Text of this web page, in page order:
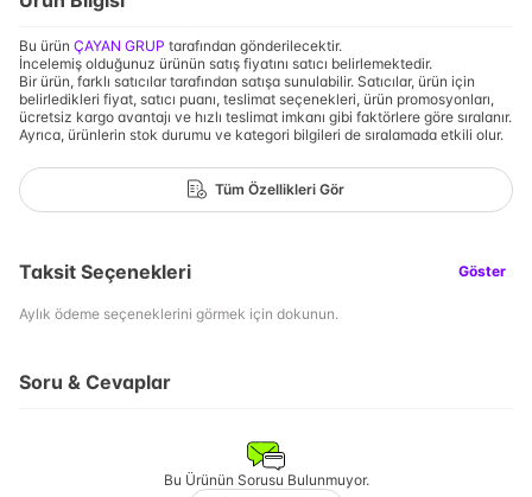
Bu ürün ÇAYAN GRUP tarafından gönderilecektir.
İncelemiş olduğunuz ürünün satış fiyatını satıcı belirlemektedir.
Bir ürün, farklı satıcılar tarafından satışa sunulabilir. Satıcılar, ürün için
belirledikleri fiyat, satıcı puanı, teslimat seçenekleri, ürün promosyonları,
ücretsiz kargo avantajı ve hızlı teslimat imkanı gibi faktörlere göre sıralanır.
Ayrıca, ürünlerin stok durumu ve kategori bilgileri de sıralamada etkili olur.
Tüm Özellikleri Gör
Taksit Seçenekleri Göster
Aylık ödeme seçeneklerini görmek için dokunun.
Soru & Cevaplar
Bu Ürünün Sorusu Bulunmuyor.